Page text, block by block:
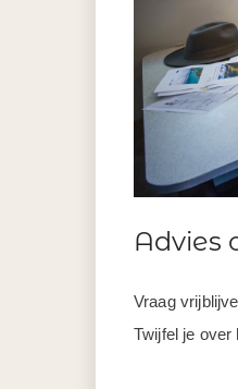
Advies
Vraag
Twijfel je over